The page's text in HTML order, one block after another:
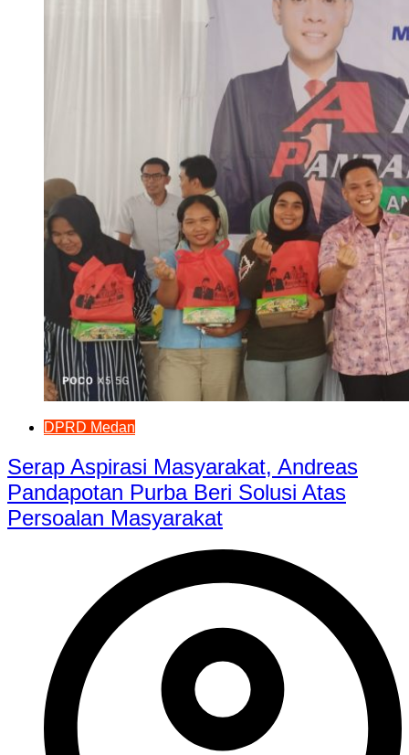
DPRD Medan
Serap Aspirasi Masyarakat, Andreas
Pandapotan Purba Beri Solusi Atas
Persoalan Masyarakat